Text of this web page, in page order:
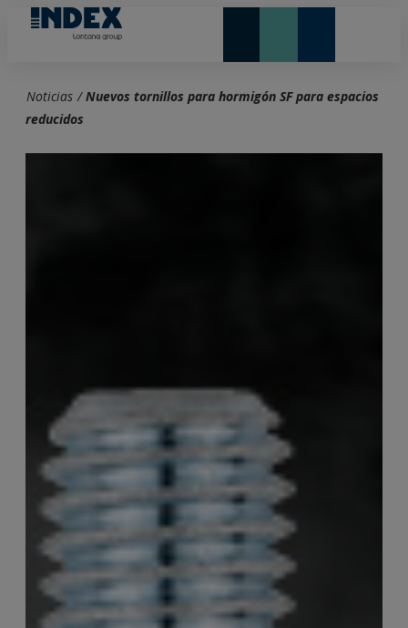
Noticias /Nuevos tornillos para hormigón SF para espacios
reducidos